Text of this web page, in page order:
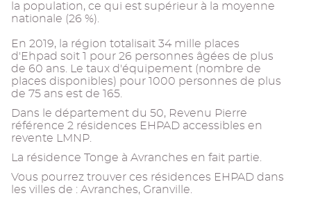
la population, ce qui est supérieur à la moyenne
nationale (26 %).
En 2019, la région totalisait 34 mille places
d'Ehpad soit 1 pour 26 personnes âgées de plus
de 60 ans. Le taux d'équipement (nombre de
places disponibles) pour 1000 personnes de plus
de 75 ans est de 165.
Dans le département du 50, Revenu Pierre
référence 2 résidences EHPAD accessibles en
revente LMNP.
La résidence Tonge à Avranches en fait partie.
Vous pourrez trouver ces résidences EHPAD dans
les villes de : Avranches, Granville.